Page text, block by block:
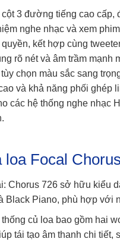
cột 3 đường tiếng cao
nghe nhạc và xem
kết hợp cùng
rõ nét và âm trầm
chọn màu sắc sang
và khả năng phối ghép
các hệ thống nghe nhạc
Focal
Chorus 726 sở hữu kiểu
Black Piano, phù hợp với
củ loa bao gồm hai
tái tạo âm thanh chi tiết,